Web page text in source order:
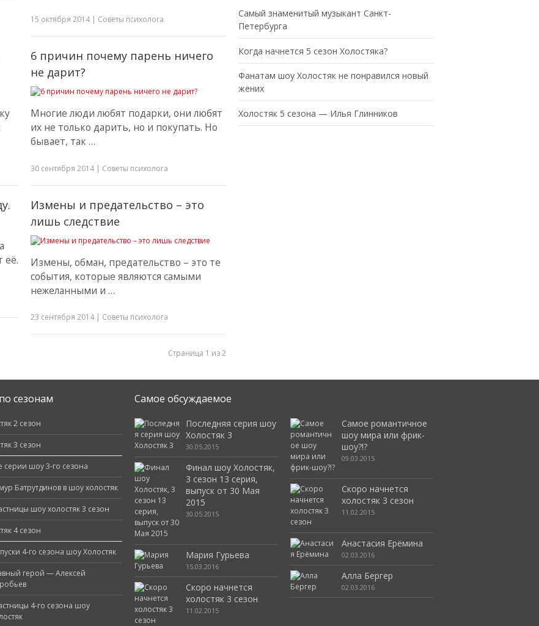
15 октября 2014 | Советы психолога
6 причин почему парень ничего
не дарит?
Многие люди любят подарки, они любят
их не только дарить, но и покупать. Но
бывает, так …
30 сентября 2014 | Советы психолога
её.
Измены и предательство – это
лишь следствие
Измены, обман, предательство – это те
события, которые являются самыми
нежеланными и …
23 сентября 2014 | Советы психолога
Страница 1 из 2
Самый знаменитый музыкант Санкт-
Петербурга
Когда начнется 5 сезон Холостяка?
Фанатам шоу Холостяк не понравился новый
жених
Холостяк 5 сезона — Илья Глинников
сезонам
2 сезон
3 сезон
серии шоу 3-го сезона
Батрутдинов в шоу холостяк
шоу холостяк 3 сезон
4 сезон
4-го сезона шоу Холостяк
герой — Алексей
4-го сезона шоу
Самое обсуждаемое
Последняя серия шоу
Холостяк 3
30.05.2015
Финал шоу Холостяк,
3 сезон 13 серия,
выпуск от 30 Мая
2015
30.05.2015
Мария Гурьева
15.03.2016
Скоро начнется
холостяк 3 сезон
11.02.2015
Самое романтичное
шоу мира или фрик-
шоу?!?
09.03.2015
Скоро начнется
холостяк 3 сезон
11.02.2015
Анастасия Ерёмина
02.03.2016
Алла Бергер
02.03.2016